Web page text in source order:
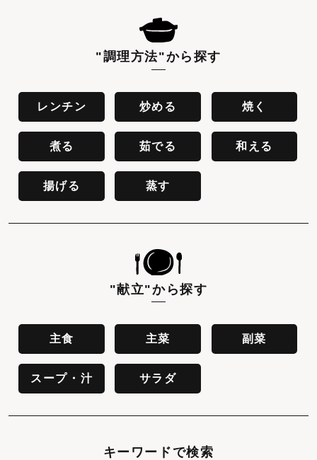
"調理方法"から探す
レンチン 炒める 焼く
煮る 茹でる 和える
揚げる 蒸す
"献立"から探す
主食 主菜 副菜
スープ・汁 サラダ
キーワードで検索